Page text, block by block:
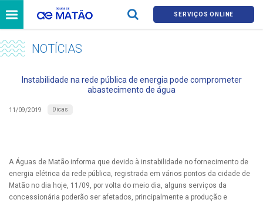
SERVIÇOS ONLINE
NOTÍCIAS
Instabilidade na rede pública de energia pode comprometer
abastecimento de água
11/09/2019 Dicas
A Águas de Matão informa que devido à instabilidade no fornecimento de
energia elétrica da rede pública, registrada em vários pontos da cidade de
Matão no dia hoje, 11/09, por volta do meio dia, alguns serviços da
concessionária poderão ser afetados, principalmente a produção e